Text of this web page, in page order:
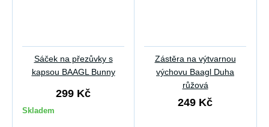
Sáček na přezůvky s
kapsou BAAGL Bunny
299 Kč
Skladem
Zástěra na výtvarnou
výchovu Baagl Duha
růžová
249 Kč